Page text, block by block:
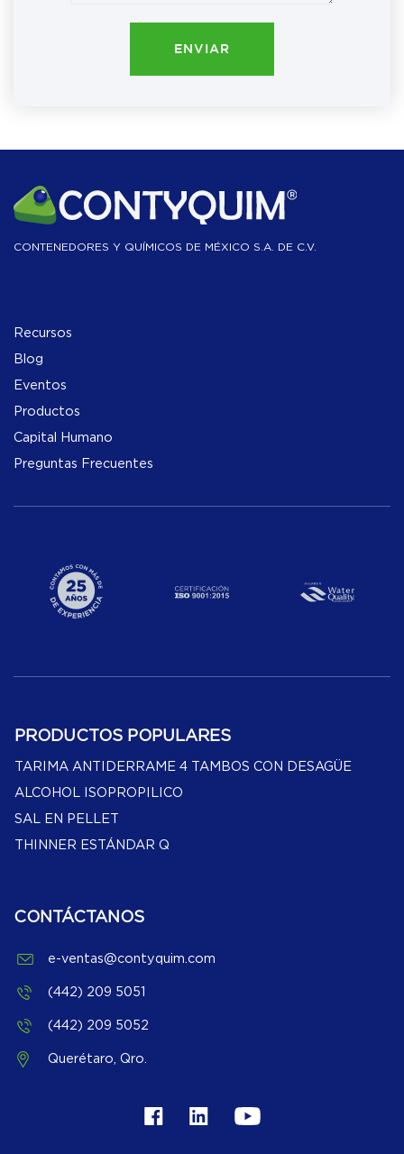
ENVIAR
CONTENEDORES Y QUÍMICOS DE MÉXICO S.A. DE C.V.
Recursos
Blog
Eventos
Productos
Capital Humano
Preguntas Frecuentes
PRODUCTOS POPULARES
TARIMA ANTIDERRAME 4 TAMBOS CON DESAGÜE
ALCOHOL ISOPROPILICO
SAL EN PELLET
THINNER ESTÁNDAR Q
CONTÁCTANOS
e-ventas@contyquim.com
(442) 209 5051
(442) 209 5052
Querétaro, Qro.